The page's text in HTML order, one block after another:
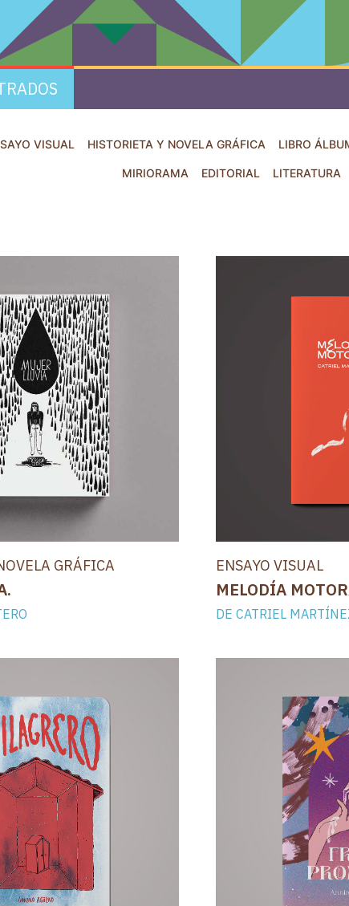
VISUAL HISTORIETA Y NOVELA GRÁFICA LIBRO
MIRIORAMA EDITORIAL LITERATURA
GRÁFICA ENSAYO VISUAL
MELODÍA
DE CATRIEL